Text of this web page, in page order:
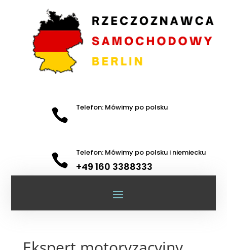
 Telefon: Mówimy po polsku
 Telefon: Mówimy po polsku i niemiecku
+49 160 3388333